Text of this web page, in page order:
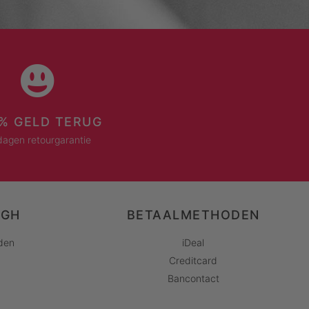
GELD TERUG
retourgarantie
BETAALMETHODEN
iDeal
Creditcard
Bancontact